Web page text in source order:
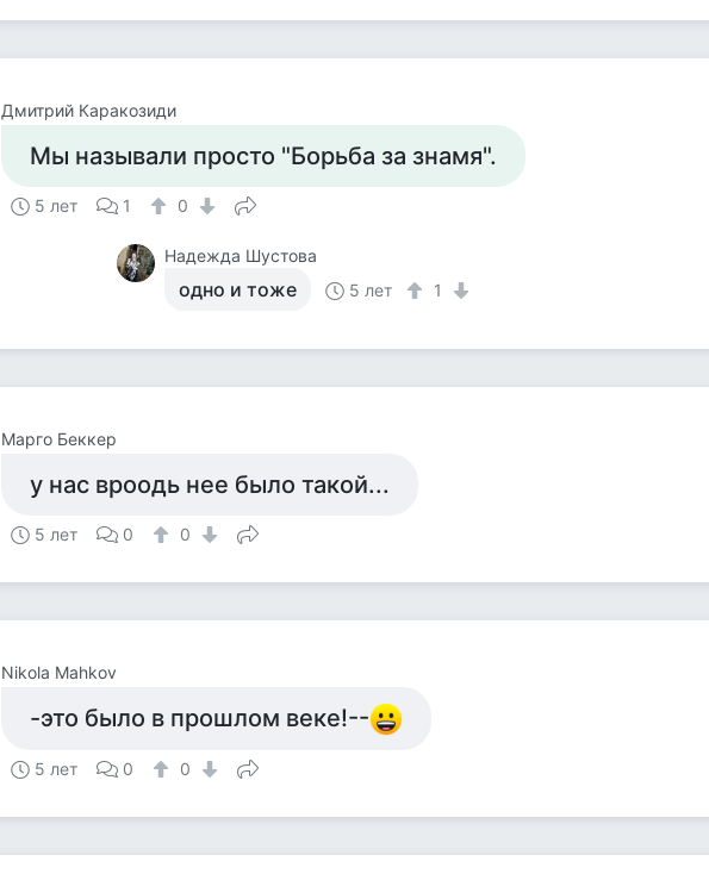
Дмитрий Каракозиди
Мы называли просто "Борьба за знамя".
5 лет 1 0
Надежда Шустова
одно и тоже 5 лет 1
Марго Беккер
у нас вроодь нее было такой...
5 лет 0 0
Nikola Mahkov
-это было в прошлом веке!--
5 лет 0 0